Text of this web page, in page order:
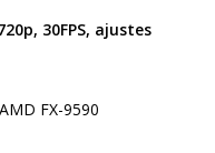
30FPS, ajustes
FX-9590